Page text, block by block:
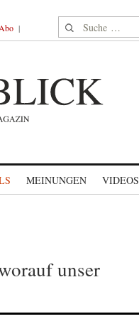
Suche nach:
MEINUNGEN VIDEOS
unser